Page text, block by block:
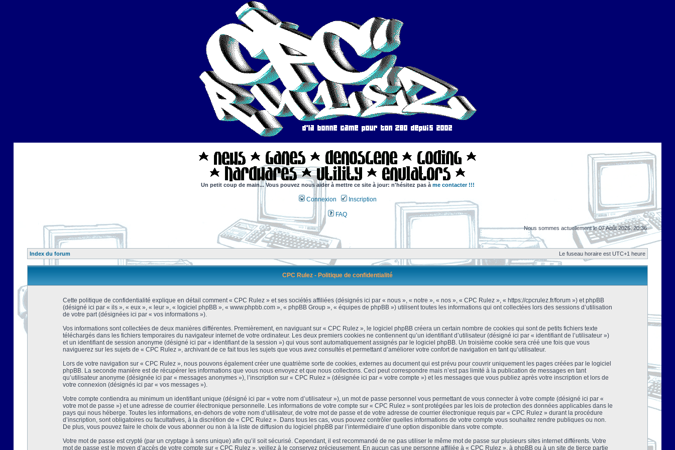
Un petit coup de main... Vous pouvez nous aider à mettre ce site à jour: n'hésitez pas à me contacter !!!
Connexion Inscription
FAQ
Nous sommes actuellement le 07 Août 2026, 20:36
Index du forum Le fuseau horaire est UTC+1 heure
CPC Rulez - Politique de confidentialité
Cette politique de confidentialité explique en détail comment « CPC Rulez » et ses sociétés affiliées (désignés ici par « nous », « notre », « nos », « CPC Rulez », « https://cpcrulez.fr/forum ») et phpBB
(désigné ici par « ils », « eux », « leur », « logiciel phpBB », « www.phpbb.com », « phpBB Group », « équipes de phpBB ») utilisent toutes les informations qui ont collectées lors des sessions d’utilisation
de votre part (désignées ici par « vos informations »).
Vos informations sont collectées de deux manières différentes. Premièrement, en naviguant sur « CPC Rulez », le logiciel phpBB créera un certain nombre de cookies qui sont de petits fichiers texte
téléchargés dans les fichiers temporaires du navigateur internet de votre ordinateur. Les deux premiers cookies ne contiennent qu’un identifiant d’utilisateur (désigné ici par « identifiant de l’utilisateur »)
et un identifiant de session anonyme (désigné ici par « identifiant de la session ») qui vous sont automatiquement assignés par le logiciel phpBB. Un troisième cookie sera créé une fois que vous
naviguerez sur les sujets de « CPC Rulez », archivant de ce fait tous les sujets que vous avez consultés et permettant d’améliorer votre confort de navigation en tant qu’utilisateur.
Lors de votre navigation sur « CPC Rulez », nous pouvons également créer une quatrième sorte de cookies, externes au document qui est prévu pour couvrir uniquement les pages créées par le logiciel
phpBB. La seconde manière est de récupérer les informations que vous nous envoyez et que nous collectons. Ceci peut correspondre mais n’est pas limité à la publication de messages en tant
qu’utilisateur anonyme (désignée ici par « messages anonymes »), l’inscription sur « CPC Rulez » (désignée ici par « votre compte ») et les messages que vous publiez après votre inscription et lors de
votre connexion (désignés ici par « vos messages »).
Votre compte contiendra au minimum un identifiant unique (désigné ici par « votre nom d’utilisateur »), un mot de passe personnel vous permettant de vous connecter à votre compte (désigné ici par «
votre mot de passe ») et une adresse de courrier électronique personnelle. Les informations de votre compte sur « CPC Rulez » sont protégées par les lois de protection des données applicables dans le
pays qui nous héberge. Toutes les informations, en-dehors de votre nom d’utilisateur, de votre mot de passe et de votre adresse de courrier électronique requis par « CPC Rulez » durant la procédure
d’inscription, sont obligatoires ou facultatives, à la discrétion de « CPC Rulez ». Dans tous les cas, vous pouvez contrôler quelles informations de votre compte vous souhaitez rendre publiques ou non.
De plus, vous pouvez faire le choix de vous abonner ou non à la liste de diffusion du logiciel phpBB par l’intermédiaire d’une option disponible dans votre compte.
Votre mot de passe est crypté (par un cryptage à sens unique) afin qu’il soit sécurisé. Cependant, il est recommandé de ne pas utiliser le même mot de passe sur plusieurs sites internet différents. Votre
mot de passe est le moyen d’accès de votre compte sur « CPC Rulez », veillez à le conservez précieusement. En aucun cas une personne affiliée à « CPC Rulez », à phpBB ou à un site de tierce partie